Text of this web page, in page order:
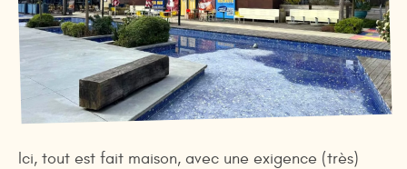
Ici, tout est fait maison, avec une exigence (très)